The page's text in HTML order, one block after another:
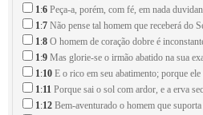
1:6 Peça-a, porém, com fé, em nada
1:7 Não pense tal homem que receberá do
1:8 O homem de coração dobre é
1:9 Mas glorie-se o irmão abatido na sua
1:10 E o rico em seu abatimento; porque
1:11 Porque sai o sol com ardor, e a erva
1:12 Bem-aventurado o homem que